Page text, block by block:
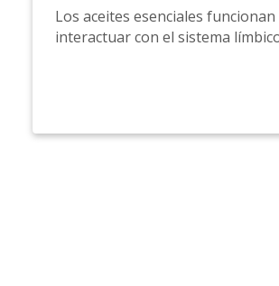
ESENCIALES EXTRAÍDOS DE
PLANTAS PARA MEJORAR EL
BIENESTAR FÍSICO Y
Los aceites esenciales funcionan
interactuar con el sistema